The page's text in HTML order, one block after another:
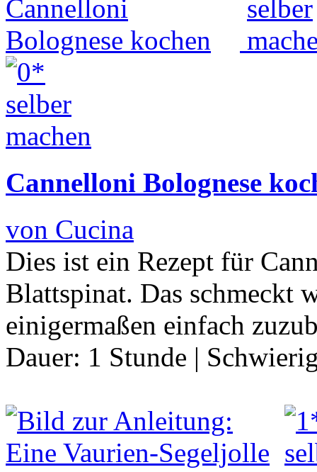
Cannelloni Bolognese
von Cucina
Dies ist ein Rezept für
Blattspinat. Das schmeckt
einigermaßen einfach
Dauer: 1 Stunde |